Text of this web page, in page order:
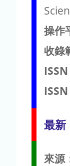
操作
收錄
ISSN
ISSN
最
來源